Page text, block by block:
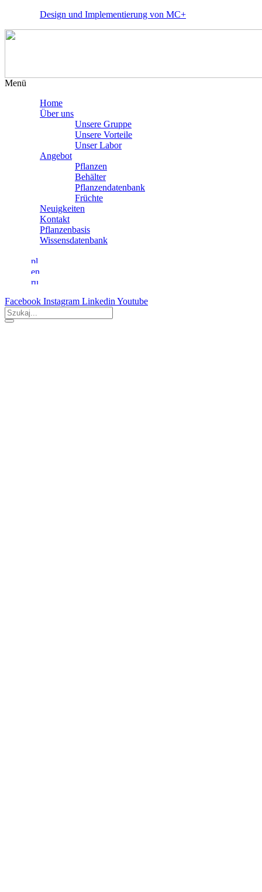
Design und Implementierung von MC+
Menü
Home
Über uns
Unsere Gruppe
Unsere Vorteile
Unser Labor
Angebot
Pflanzen
Behälter
Pflanzendatenbank
Früchte
Neuigkeiten
Kontakt
Pflanzenbasis
Wissensdatenbank
Facebook Instagram Linkedin Youtube